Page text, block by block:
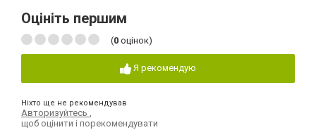
Оцініть першим
(0 оцінок)
Я рекомендую
Ніхто ще не рекомендував
Авторизуйтесь
щоб оцінити і порекомендувати